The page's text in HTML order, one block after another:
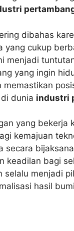
dibahas
yang cukup
menjadi
yang ingin
memastikan
dunia industri
yang bekerja
kemajuan
secara
keadilan bagi
selalu menjadi
hasil